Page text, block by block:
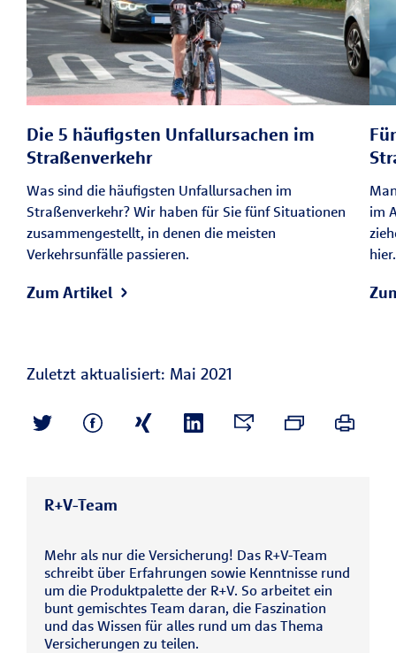
Die 5 häufigsten Unfallursachen im
Straßenverkehr
Was sind die häufigsten Unfallursachen im
Straßenverkehr? Wir haben für Sie fünf Situationen
zusammengestellt, in denen die meisten
Verkehrsunfälle passieren.
Zum Artikel
im
hier.
Zuletzt aktualisiert: Mai 2021
R+V-Team
Mehr als nur die Versicherung! Das R+V-Team
schreibt über Erfahrungen sowie Kenntnisse rund
um die Produktpalette der R+V. So arbeitet ein
bunt gemischtes Team daran, die Faszination
und das Wissen für alles rund um das Thema
Versicherungen zu teilen.